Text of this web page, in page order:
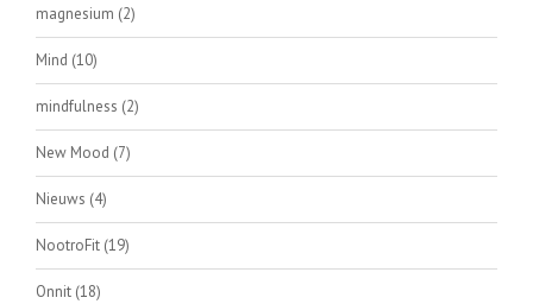
magnesium (2)
Mind (10)
mindfulness (2)
New Mood (7)
Nieuws (4)
NootroFit (19)
Onnit (18)